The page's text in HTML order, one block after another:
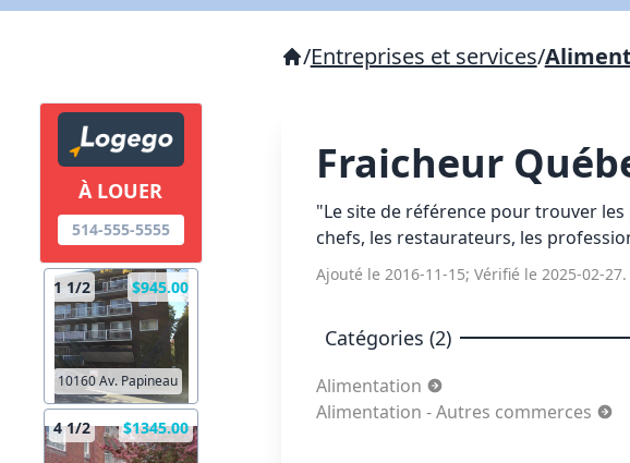
À LOUER
514-555-5555
1 1/2 $945.00
10160 Av. Papineau
4 1/2 $1345.00
/Entreprises et services/
Fraicheur
"Le site de référence pour trouver
chefs, les restaurateurs, les
Ajouté le 2016-11-15; Vérifié le 2025-02-27.
Catégories (2)
Alimentation
Alimentation - Autres commerces